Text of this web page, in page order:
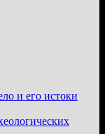
и его истоки